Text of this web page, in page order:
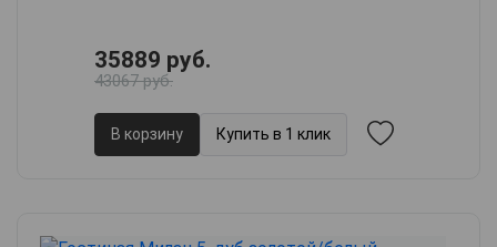
35889 руб.
43067 руб.
В корзину Купить в 1 клик